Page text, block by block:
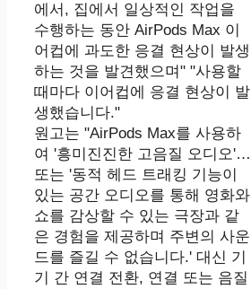
에서, 집에서 일상적인 작업을
수행하는 동안 AirPods Max 이
어컵에 과도한 응결 현상이 발생
하는 것을 발견했으며" "사용할
때마다 이어컵에 응결 현상이 발
생했습니다."
원고는 "AirPods Max를 사용하
여 '흥미진진한 고음질 오디오'…
또는 '동적 헤드 트래킹 기능이
있는 공간 오디오를 통해 영화와
쇼를 감상할 수 있는 극장과 같
은 경험을 제공하며 주변의 사운
드를 즐길 수 없습니다.' 대신 기
기 간 연결 전환, 연결 또는 음질